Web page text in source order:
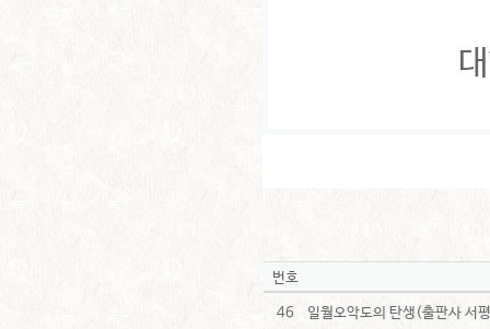
번호
46 일월오악도의 탄생(출판사 서